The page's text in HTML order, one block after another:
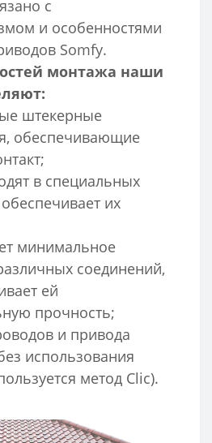
с
и особенностями
Somfy.
монтажа наши
штекерные
обеспечивающие
в специальных
их
минимальное
соединений,
ей
прочность;
и привода
использования
метод Clic).